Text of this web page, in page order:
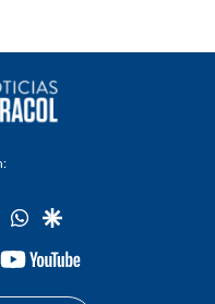
twitterwhatsapp
google
youtube-